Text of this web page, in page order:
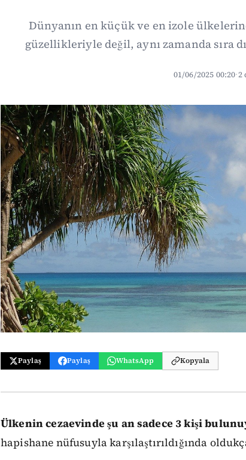
Dünyanın en küçük ve en izole
güzellikleriyle değil, aynı zamanda sıra
01/06/2025 00:20·2
Paylaş Paylaş WhatsApp Kopyala
Ülkenin cezaevinde şu an sadece 3 kişi
hapishane nüfusuyla karşılaştırıldığında